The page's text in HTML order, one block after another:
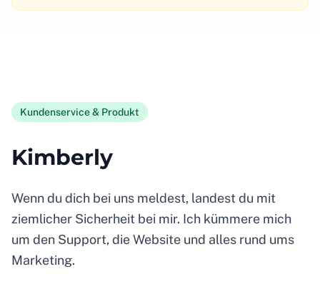
Kundenservice & Produkt
Kimberly
Wenn du dich bei uns meldest, landest du mit
ziemlicher Sicherheit bei mir. Ich kümmere mich
um den Support, die Website und alles rund ums
Marketing.